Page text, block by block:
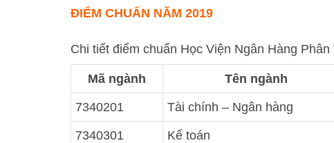
ĐIỂM CHUẨN NĂM 2019
Chi tiết điểm chuẩn Học Viện Ngân Hàng
Mã ngành Tên ngành
7340201 Tài chính – Ngân hàng
7340301 Kế toán